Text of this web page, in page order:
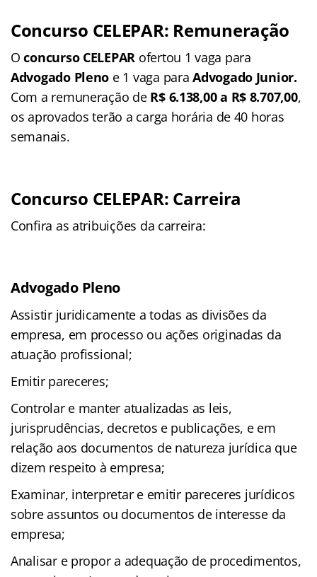
Concurso CELEPAR: Remuneração
Oconcurso CELEPAR ofertou 1 vaga para
Advogado Pleno e 1 vaga paraAdvogado Junior.
Com a remuneração de R$ 6.138,00 a R$ 8.707,00,
os aprovados terão a carga horária de 40 horas
semanais.
Concurso CELEPAR: Carreira
Confira as atribuições da carreira:
Advogado Pleno
Assistir juridicamente a todas as divisões da
empresa, em processo ou ações originadas da
atuação profissional;
Emitir pareceres;
Controlar e manter atualizadas as leis,
jurisprudências, decretos e publicações, e em
relação aos documentos de natureza jurídica que
dizem respeito à empresa;
Examinar, interpretar e emitir pareceres jurídicos
sobre assuntos ou documentos de interesse da
empresa;
Analisar e propor a adequação de procedimentos,